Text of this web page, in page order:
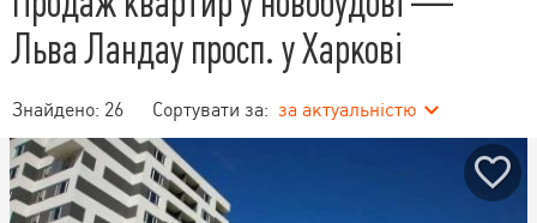
Льва Ландау просп. у Харкові
Знайдено: 26 Сортувати за: за актуальністю